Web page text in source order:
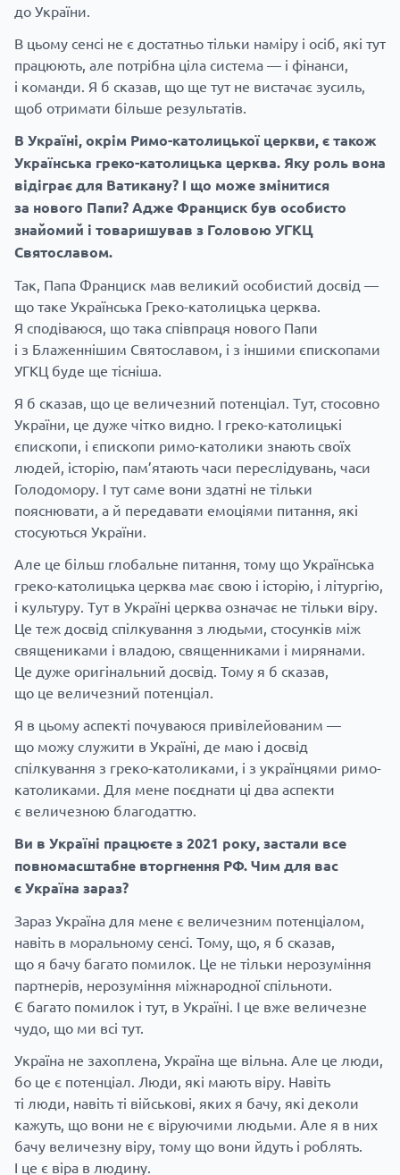
до України.
В цьому сенсі не є достатньо тільки наміру і осіб, які тут
працюють, але потрібна ціла система — і фінанси,
і команди. Я б сказав, що ще тут не вистачає зусиль,
щоб отримати більше результатів.
В Україні, окрім Римо-католицької церкви, є також
Українська греко-католицька церква. Яку роль вона
відіграє для Ватикану? І що може змінитися
за нового Папи? Адже Франциск був особисто
знайомий і товаришував з Головою УГКЦ
Святославом.
Так, Папа Франциск мав великий особистий досвід —
що таке Українська Греко-католицька церква.
Я сподіваюся, що така співпраця нового Папи
і з Блаженнішим Святославом, і з іншими єпископами
УГКЦ буде ще тісніша.
Я б сказав, що це величезний потенціал. Тут, стосовно
України, це дуже чітко видно. І греко-католицькі
єпископи, і єпископи римо-католики знають своїх
людей, історію, пам’ятають часи переслідувань, часи
Голодомору. І тут саме вони здатні не тільки
пояснювати, а й передавати емоціями питання, які
стосуються України.
Але це більш глобальне питання, тому що Українська
греко-католицька церква має свою і історію, і літургію,
і культуру. Тут в Україні церква означає не тільки віру.
Це теж досвід спілкування з людьми, стосунків між
священиками і владою, священниками і мирянами.
Це дуже оригінальний досвід. Тому я б сказав,
що це величезний потенціал.
Я в цьому аспекті почуваюся привілейованим —
що можу служити в Україні, де маю і досвід
спілкування з греко-католиками, і з українцями римо-
католиками. Для мене поєднати ці два аспекти
є величезною благодаттю.
Ви в Україні працюєте з 2021 року, застали все
повномасштабне вторгнення РФ. Чим для вас
є Україна зараз?
Зараз Україна для мене є величезним потенціалом,
навіть в моральному сенсі. Тому, що, я б сказав,
що я бачу багато помилок. Це не тільки нерозуміння
партнерів, нерозуміння міжнародної спільноти.
Є багато помилок і тут, в Україні. І це вже величезне
чудо, що ми всі тут.
Україна не захоплена, Україна ще вільна. Але це люди,
бо це є потенціал. Люди, які мають віру. Навіть
ті люди, навіть ті військові, яких я бачу, які деколи
кажуть, що вони не є віруючими людьми. Але я в них
бачу величезну віру, тому що вони йдуть і роблять.
І це є віра в людину.